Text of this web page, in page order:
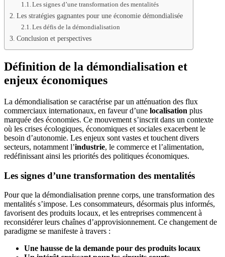
Les signes d’une transformation des mentalités
Les stratégies gagnantes pour une économie démondialisée
Les défis de la démondialisation
Conclusion et perspectives
Définition de la démondialisation et
enjeux économiques
La démondialisation se caractérise par un atténuation des flux
commerciaux internationaux, en faveur d’une localisation plus
marquée des économies. Ce mouvement s’inscrit dans un contexte
où les crises écologiques, économiques et sociales exacerbent le
besoin d’autonomie. Les enjeux sont vastes et touchent divers
secteurs, notamment l’industrie, le commerce et l’alimentation,
redéfinissant ainsi les priorités des politiques économiques.
Les signes d’une transformation des mentalités
Pour que la démondialisation prenne corps, une transformation des
mentalités s’impose. Les consommateurs, désormais plus informés,
favorisent des produits locaux, et les entreprises commencent à
reconsidérer leurs chaînes d’approvisionnement. Ce changement de
paradigme se manifeste à travers :
Une hausse de la demande pour des produits locaux